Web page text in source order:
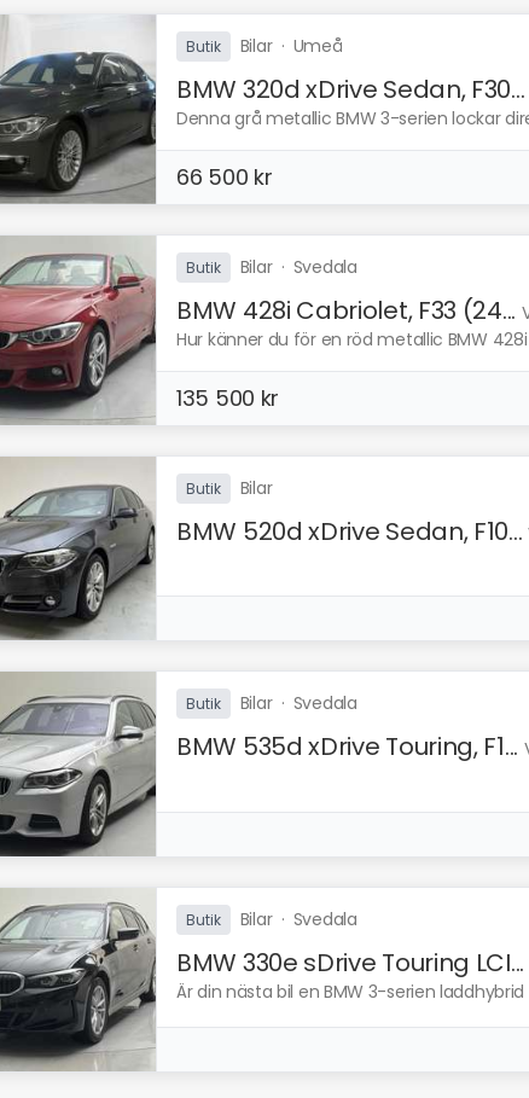
Butik Bilar· Umeå
BMW 320d xDrive Sedan, F30...
Denna grå metallic BMW 3-serien lockar
66 500 kr
Butik Bilar· Svedala
BMW 428i Cabriolet, F33 (24...
Hur känner du för en röd metallic BMW
135 500 kr
Butik Bilar
BMW 520d xDrive Sedan, F10...
Butik Bilar· Svedala
BMW 535d xDrive Touring, F1...
Butik Bilar· Svedala
BMW 330e sDrive Touring LCI...
Är din nästa bil en BMW 3-serien